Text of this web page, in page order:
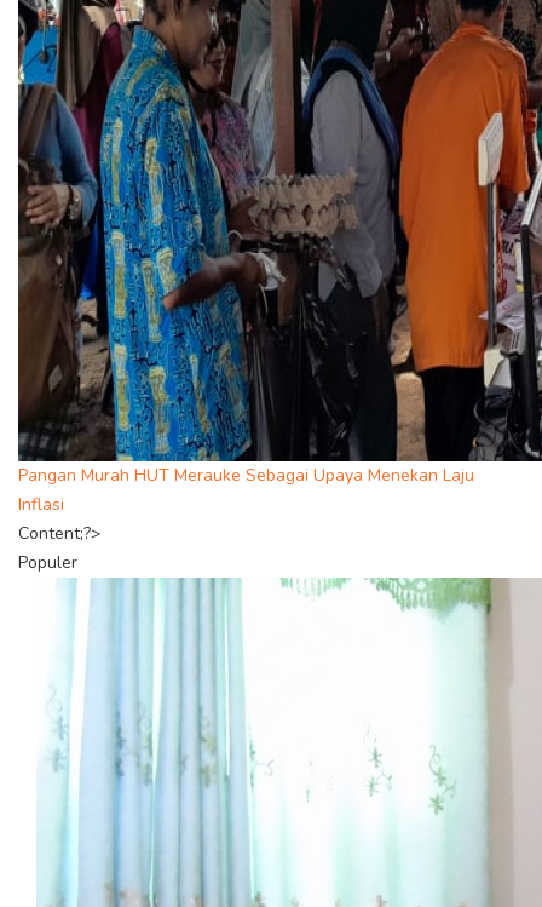
Pangan Murah HUT Merauke Sebagai Upaya Menekan Laju
Inflasi
Content;?>
Populer